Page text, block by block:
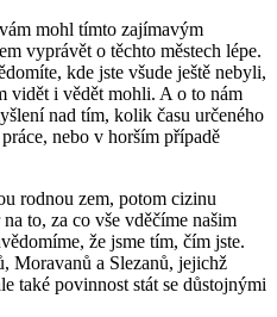
mohl tímto zajímavým
vyprávět o těchto městech lépe.
kde jste všude ještě nebyli,
vidět i vědět mohli. A o to nám
nad tím, kolik času určeného
nebo v horším případě
rodnou zem, potom cizinu
to, za co vše vděčíme našim
že jsme tím, čím jste.
Moravanů a Slezanů, jejichž
také povinnost stát se důstojnými